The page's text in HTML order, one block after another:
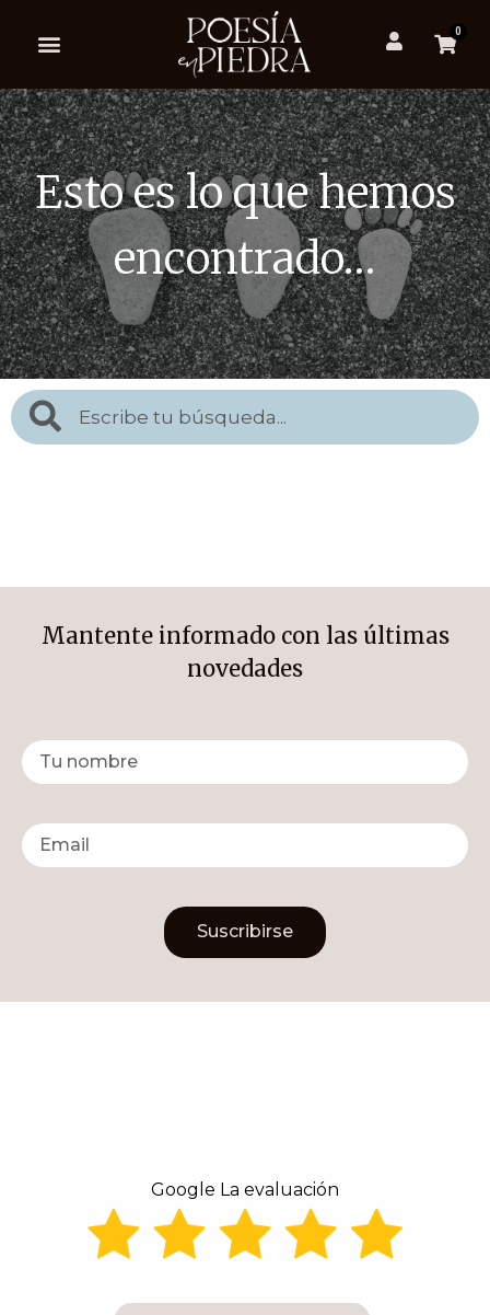
0
Esto es lo que hemos
encontrado…
Mantente informado con las últimas
novedades
Suscribirse
Google La evaluación